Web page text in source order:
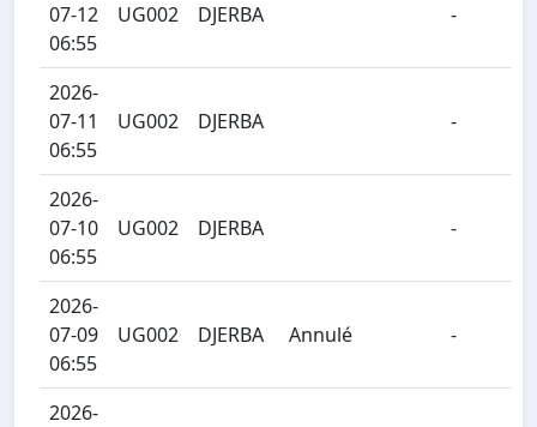
07-12
06:55
UG002 DJERBA -
2026-
07-11
06:55
UG002 DJERBA -
2026-
07-10
06:55
UG002 DJERBA -
2026-
07-09
06:55
UG002 DJERBA Annulé -
2026-